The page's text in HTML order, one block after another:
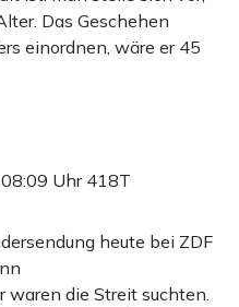
Das Geschehen
einordnen, wäre er 45
Uhr 418T
heute bei ZDF
waren die Streit suchten.